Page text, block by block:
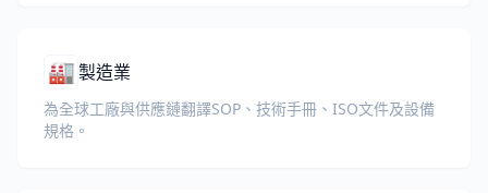
🏭製造業
為全球工廠與供應鏈翻譯SOP、技術手冊、ISO文件及設備
規格。